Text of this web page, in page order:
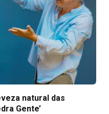
natural das
Gente’